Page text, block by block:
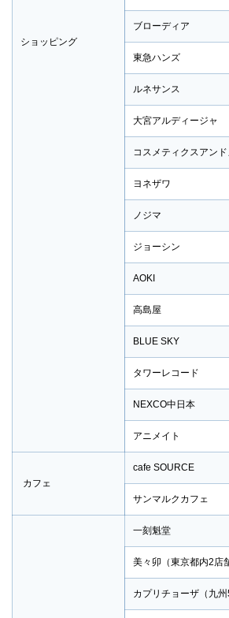
ショッピング
ブローディア
東急ハンズ
ルネサンス
大宮アルディージャ
コスメティクスアン
ヨネザワ
ノジマ
ジョーシン
AOKI
高島屋
BLUE SKY
タワーレコード
NEXCO中日本
アニメイト
カフェ
cafe SOURCE
サンマルクカフェ
一刻魁堂
美々卯（東京都内2店
カプリチョーザ（九州